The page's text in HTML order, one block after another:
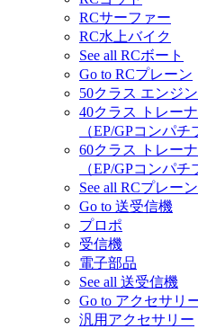
RCサーファー
RC水上バイク
See all RCボート
Go to RCプレーン
50クラス エンジ
40クラス トレー
（EP/GPコンパチ
60クラス トレー
（EP/GPコンパチ
See all RCプレーン
Go to 送受信機
プロポ
受信機
電子部品
See all 送受信機
Go to アクセサリ
汎用アクセサリー